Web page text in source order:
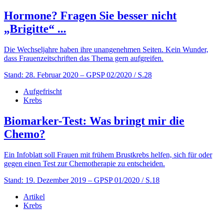
Hormone? Fragen Sie besser nicht
„Brigitte“ ...
Die Wechseljahre haben ihre unangenehmen Seiten. Kein Wunder,
dass Frauenzeitschriften das Thema gern aufgreifen.
Stand: 28. Februar 2020 – GPSP 02/2020 / S.28
Aufgefrischt
Krebs
Biomarker-Test: Was bringt mir die
Chemo?
Ein Infoblatt soll Frauen mit frühem Brustkrebs helfen, sich für oder
gegen einen Test zur Chemotherapie zu entscheiden.
Stand: 19. Dezember 2019 – GPSP 01/2020 / S.18
Artikel
Krebs